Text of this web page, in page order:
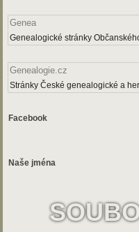
Genea
Genealogické stránky
Genealogie.cz
Stránky České genealogické a
Facebook
Naše jména